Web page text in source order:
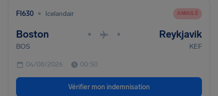
FI630 • Icelandair ANNULÉ
Boston • • Reykjavik
BOS KEF
04/08/2026 00:50
Vérifier mon indemnisation